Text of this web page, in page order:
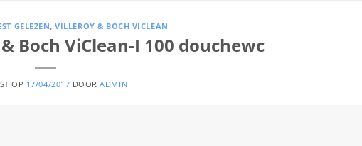
GELEZEN,VILLEROY & BOCH VICLEAN
Boch ViClean-I 100 douchewc
OP 17/04/2017 DOORADMIN